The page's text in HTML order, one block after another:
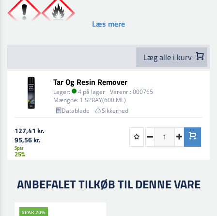
Bemærk ikke egnet til langvarig brug på 1K lak.
Læs mere
Læg alle i kurv
Tar Og Resin Remover
Lager: 4 på lager Varenr.: 000765
Mængde: 1 SPRAY(600 ML)
Datablade
Sikkerhed
127,41 kr.
95,56 kr.
Spar
25%
ANBEFALET TILKØB TIL DENNE VARE
SPAR 20%